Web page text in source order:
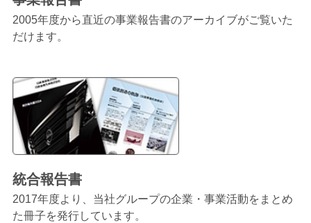
2005年度から直近の事業報告書のアーカイブがご覧いた
だけます。
統合報告書
2017年度より、当社グループの企業・事業活動をまとめ
た冊子を発行しています。